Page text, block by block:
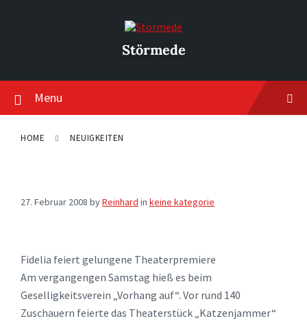
Störmede
Menu
HOME NEUIGKEITEN
27. Februar 2008 byReinhard in keine kategorie
Fidelia feiert gelungene Theaterpremiere
Am vergangengen Samstag hieß es beim
Geselligkeitsverein „Vorhang auf“. Vor rund 140
Zuschauern feierte das Theaterstück „Katzenjammer“